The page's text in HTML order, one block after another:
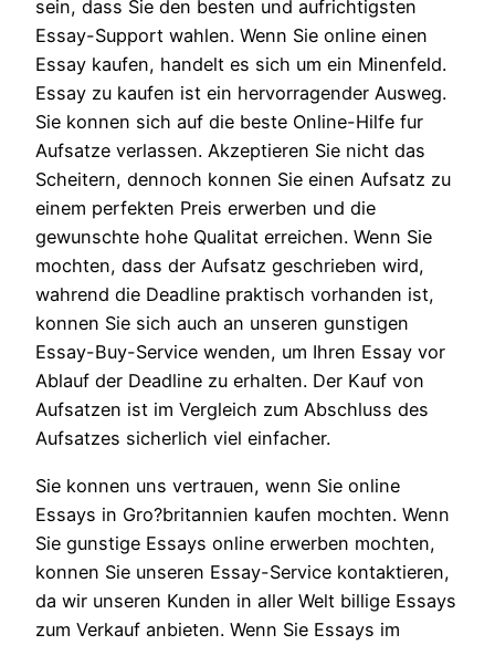
sein, dass Sie den besten und aufrichtigsten
Essay-Support wahlen. Wenn Sie online einen
Essay kaufen, handelt es sich um ein Minenfeld.
Essay zu kaufen ist ein hervorragender Ausweg.
Sie konnen sich auf die beste Online-Hilfe fur
Aufsatze verlassen. Akzeptieren Sie nicht das
Scheitern, dennoch konnen Sie einen Aufsatz zu
einem perfekten Preis erwerben und die
gewunschte hohe Qualitat erreichen. Wenn Sie
mochten, dass der Aufsatz geschrieben wird,
wahrend die Deadline praktisch vorhanden ist,
konnen Sie sich auch an unseren gunstigen
Essay-Buy-Service wenden, um Ihren Essay vor
Ablauf der Deadline zu erhalten. Der Kauf von
Aufsatzen ist im Vergleich zum Abschluss des
Aufsatzes sicherlich viel einfacher.
Sie konnen uns vertrauen, wenn Sie online
Essays in Gro?britannien kaufen mochten. Wenn
Sie gunstige Essays online erwerben mochten,
konnen Sie unseren Essay-Service kontaktieren,
da wir unseren Kunden in aller Welt billige Essays
zum Verkauf anbieten. Wenn Sie Essays im